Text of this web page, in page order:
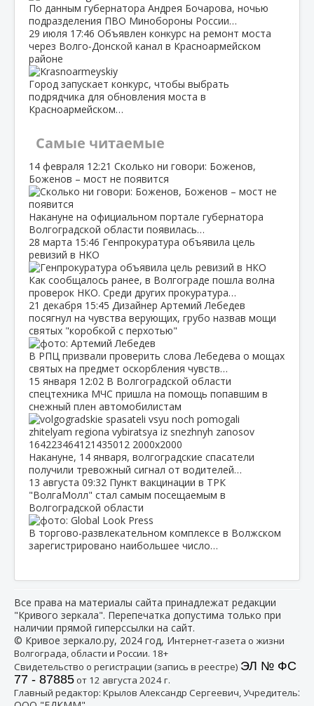
По данным губернатора Андрея Бочарова, ночью
подразделения ПВО Минобороны России…
29 июля 17:46 Объявлен конкурс на ремонт моста
через Волго‑Донской канал в Красноармейском
районе
Город запускает конкурс, чтобы выбрать
подрядчика для обновления моста в
Красноармейском…
Самые читаемые
14 февраля 12:21 Сколько ни говори: Боженов,
Боженов – мост не появится
Накануне на официальном портале губернатора
Волгоградской области появилась…
28 марта 15:46 Генпрокуратура объявила цель
ревизий в НКО
Как сообщалось ранее, в Волгограде пошла волна
проверок НКО. Среди других прокуратура…
21 декабря 15:45 Дизайнер Артемий Лебедев
посягнул на чувства верующих, грубо назвав мощи
святых "коробкой с перхотью"
В РПЦ призвали проверить слова Лебедева о мощах
святых на предмет оскорбления чувств…
15 января 12:02 В Волгоградской области
спецтехника МЧС пришла на помощь попавшим в
снежный плен автомобилистам
Накануне, 14 января, волгоградские спасатели
получили тревожный сигнал от водителей…
13 августа 09:32 Пункт вакцинации в ТРК
"ВолгаМолл" стал самым посещаемым в
Волгоградской области
В торгово-развлекательном комплексе в Волжском
зарегистрировано наибольшее число…
Все права на материалы сайта принадлежат редакции
"Кривого зеркала". Перепечатка допустима только при
наличии прямой гиперссылки на сайт.
© Кривое зеркало.ру, 2024 год, Интернет-газета о жизни
Волгограда, области и России. 18+
Свидетельство о регистрации (запись в реестре) ЭЛ № ФС
77 - 87885от 12 августа 2024 г.
Главный редактор: Крылов Александр Сергеевич, Учредитель: